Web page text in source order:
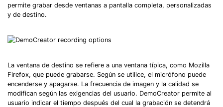
permite grabar desde ventanas a pantalla completa, personalizadas
y de destino.
La ventana de destino se refiere a una ventana típica, como Mozilla
Firefox, que puede grabarse. Según se utilice, el micrófono puede
encenderse y apagarse. La frecuencia de imagen y la calidad se
modifican según las exigencias del usuario. DemoCreator permite al
usuario indicar el tiempo después del cual la grabación se detendrá